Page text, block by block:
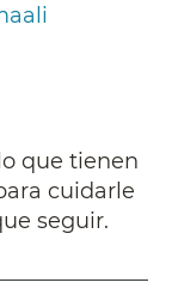
que tienen
cuidarle
seguir.